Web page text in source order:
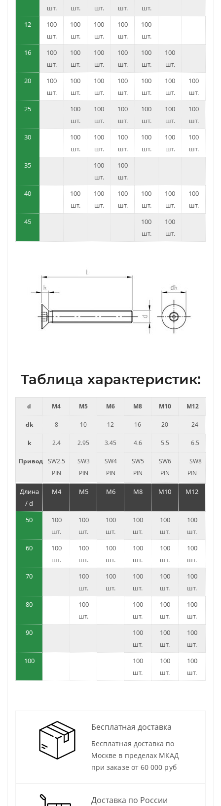
шт.
шт.
шт.
шт.
шт.
12
100
шт.
100
шт.
100
шт.
100
шт.
100
шт.
16
100
шт.
100
шт.
100
шт.
100
шт.
100
шт.
100
шт.
20
100
шт.
100
шт.
100
шт.
100
шт.
100
шт.
100
шт.
100
шт.
25
100
шт.
100
шт.
100
шт.
100
шт.
100
шт.
100
шт.
30
100
шт.
100
шт.
100
шт.
100
шт.
100
шт.
100
шт.
35
100
шт.
100
шт.
40
100
шт.
100
шт.
100
шт.
100
шт.
100
шт.
100
шт.
45
100
шт.
100
шт.
Таблица характеристик:
d M4 M5 M6 M8 M10 M12
dk 8 10 12 16 20 24
k 2.4 2.95 3.45 4.6 5.5 6.5
Привод SW2.5
PIN
SW3
PIN
SW4
PIN
SW5
PIN
SW6
PIN
SW8
PIN
Длина
/ d
M4 M5 M6 M8 M10 M12
50
100
шт.
100
шт.
100
шт.
100
шт.
100
шт.
100
шт.
60
100
шт.
100
шт.
100
шт.
100
шт.
100
шт.
100
шт.
70
100
шт.
100
шт.
100
шт.
100
шт.
100
шт.
80
100
шт.
100
шт.
100
шт.
100
шт.
90
100
шт.
100
шт.
100
шт.
100
100
шт.
100
шт.
100
шт.
Бесплатная доставка
Бесплатная доставка по
Москве в пределах МКАД
при заказе от 60 000 руб
Доставка по России